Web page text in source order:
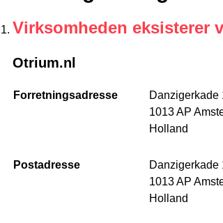
Virksomheden eksisterer
Otrium.nl
Forretningsadresse
Danzigerkade
1013 AP
Holland
Postadresse
Danzigerkade
1013 AP
Holland